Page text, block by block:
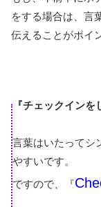
をする場合は、言
伝えることがポイ
『チェックイン
言葉はいたってシ
やすいです。
ですので、『